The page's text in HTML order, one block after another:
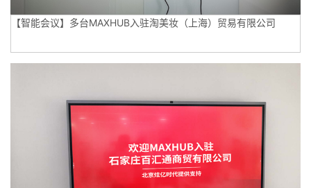
【智能会议】多台MAXHUB入驻淘美妆（上海）贸易有限公司